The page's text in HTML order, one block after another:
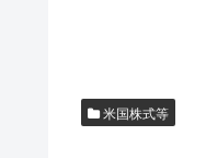
米国株式等